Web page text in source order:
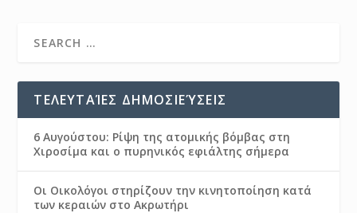
ΤΕΛΕΥΤΑΊΕΣ ΔΗΜΟΣΙΕΎΣΕΙΣ
6 Αυγούστου: Ρίψη της ατομικής βόμβας στη
Χιροσίμα και ο πυρηνικός εφιάλτης σήμερα
Οι Οικολόγοι στηρίζουν την κινητοποίηση κατά
των κεραιών στο Ακρωτήρι